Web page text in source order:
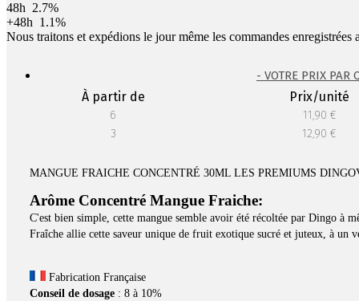
48h 2.7%
+48h 1.1%
Nous traitons et expédions le jour même les commandes
- VOTRE PRIX PAR
À partir de Prix/unité
6
11,90 €
3
12,90 €
MANGUE FRAICHE CONCENTRÉ 30ML LES PREMIUMS
Arôme Concentré Mangue Fraiche:
C'est bien simple, cette mangue semble avoir été récoltée par Dingo à
Fraîche allie cette saveur unique de fruit exotique sucré et juteux, à un
Fabrication Française
Conseil de dosage: 8 à 10%